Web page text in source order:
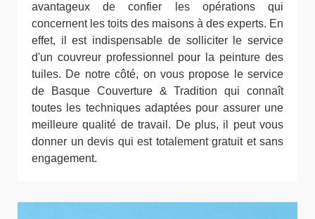
avantageux de confier les opérations qui
concernent les toits des maisons à des experts. En
effet, il est indispensable de solliciter le service
d'un couvreur professionnel pour la peinture des
tuiles. De notre côté, on vous propose le service
de Basque Couverture & Tradition qui connaît
toutes les techniques adaptées pour assurer une
meilleure qualité de travail. De plus, il peut vous
donner un devis qui est totalement gratuit et sans
engagement.